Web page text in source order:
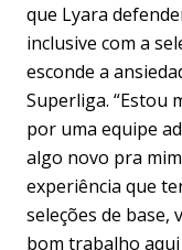
que Lyara
inclusive com a
esconde a
Superliga. “Estou
por uma equipe
algo novo pra
experiência que
seleções de base,
bom trabalho